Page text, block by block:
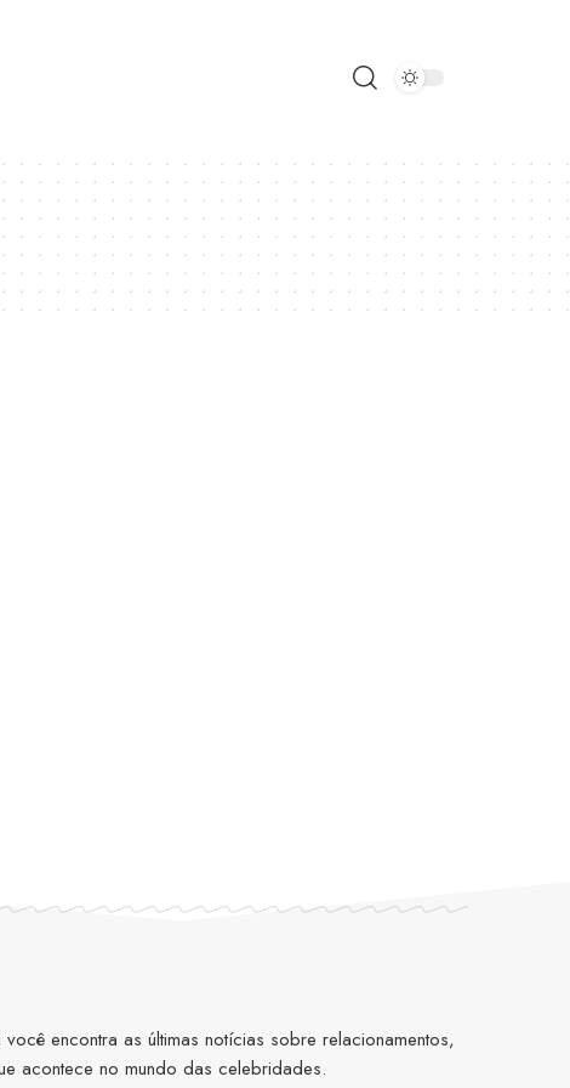
encontra as últimas notícias sobre relacionamentos,
acontece no mundo das celebridades.